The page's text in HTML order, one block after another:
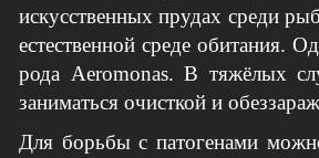
искусственных прудах среди
естественной среде обитания.
рода Aeromonas. В тяжёлых
заниматься очисткой и
Для борьбы с патогенами